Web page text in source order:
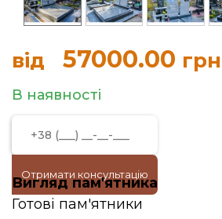
від 57000.00 грн
В наявності
Отримати консультацію
Вигляд пам'ятника
Готові пам'ятники